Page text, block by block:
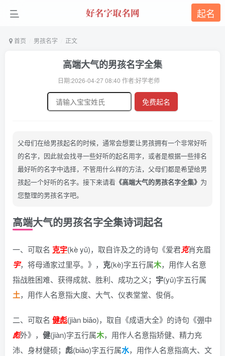
起名
首页 男孩名字 正文
高端大气的男孩名字全集
日期:2026-04-27 08:40 作者:好学老师
免费起名
父母们在给男孩起名的时候，通常会想要让男孩拥有一个非常好听
的名字，因此就会找寻一些好听的起名用字，或者是根据一些排名
最好听的名字中选择，不管用什么样的方法，父母们都是希望给男
孩起一个好听的名字。接下来请看 《高端大气的男孩名字全集》 为
您整理的男孩名字吧。
高端大气的男孩名字全集诗词起名
一、可取名 克宇(kè yǔ)， 取自许及之的诗句《爱君克肖充眉
宇，将母通家过里亭。》 ， 克(kè)字五行属木，用作人名意
指战胜困难、获得成就、胜利、成功之义； 宇(yǔ)字五行属
土，用作人名意指大度、大气、仪表堂堂、俊俏。
二、可取名 健彪(jiàn biāo)， 取自《成语大全》的诗句《弸中
彪外》 ， 健(jiàn)字五行属木，用作人名意指矫健、精力充
沛、身材健硕； 彪(biāo)字五行属水，用作人名意指高大、文